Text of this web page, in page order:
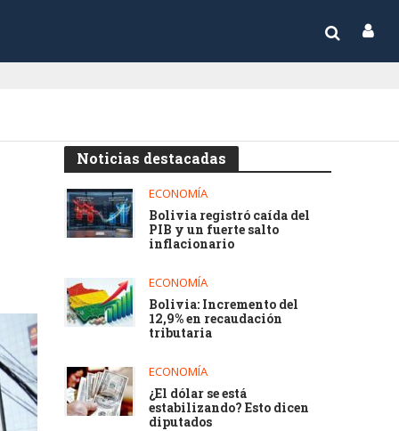
Noticias destacadas
ECONOMÍA
Bolivia registró caída del
PIB y un fuerte salto
inflacionario
ECONOMÍA
Bolivia: Incremento del
12,9% en recaudación
tributaria
ECONOMÍA
¿El dólar se está
estabilizando? Esto dicen
diputados